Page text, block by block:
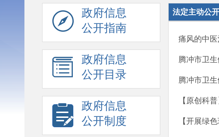
政府信息
公开指南
政府信息
公开目录
政府信息
公开制度
法定主动公
痛风的中
腾冲市卫
腾冲市卫
【原创科
【开展绿